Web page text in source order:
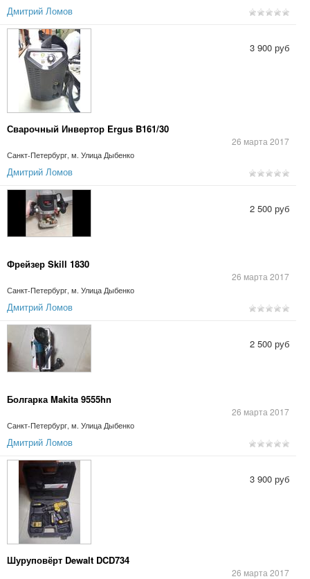
Дмитрий Ломов
Сварочный Инвертор Ergus B161/30
26 марта 2017
Санкт-Петербург, м. Улица Дыбенко
3 900 руб
Дмитрий Ломов
Фрейзер Skill 1830
26 марта 2017
Санкт-Петербург, м. Улица Дыбенко
2 500 руб
Дмитрий Ломов
Болгарка Makita 9555hn
26 марта 2017
Санкт-Петербург, м. Улица Дыбенко
2 500 руб
Дмитрий Ломов
Шуруповёрт Dewalt DCD734
26 марта 2017
3 900 руб